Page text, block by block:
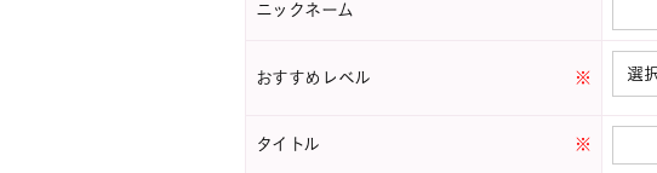
ニックネーム
おすすめレベル ※
タイトル ※